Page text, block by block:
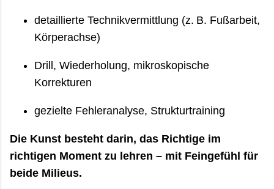
detaillierte Technikvermittlung (z. B. Fußarbeit,
Körperachse)
Drill, Wiederholung, mikroskopische
Korrekturen
gezielte Fehleranalyse, Strukturtraining
Die Kunst besteht darin, das Richtige im
richtigen Moment zu lehren – mit Feingefühl für
beide Milieus.